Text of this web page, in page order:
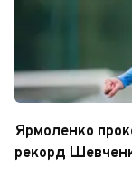
Ярмоленко
рекорд